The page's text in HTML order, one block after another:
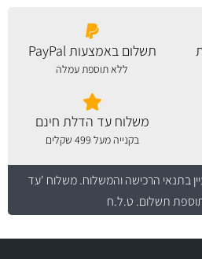
תשלום באמצעות PayPal
ללא תוספת עמלה
משלוח עד הדלת חינם
בקנייה מעל 499 שקלים
בתנאי הרכישה והמשלוח. משלוח 'עד
תשלום. ט.ל.ח